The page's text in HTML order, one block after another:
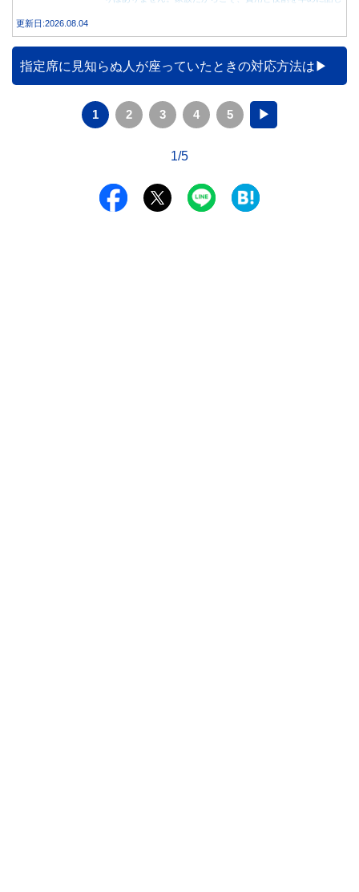
更新日:2026.08.04
指定席に見知らぬ人が座っていたときの対応方法は
1 2 3 4 5 ▶
1/5